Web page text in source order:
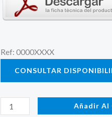
Ref: 0000XXXX
CONSULTAR
YUASA
Añadir Al